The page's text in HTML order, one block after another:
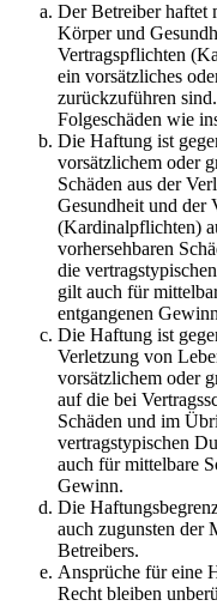
Der Betreiber haftet
Körper und
Vertragspflichten
ein vorsätzliches
zurückzuführen
Folgeschäden wie
Die Haftung ist
vorsätzlichem oder
Schäden aus der
Gesundheit und der
(Kardinalpflichten)
vorhersehbaren
die
gilt auch für
entgangenen
Die Haftung ist
Verletzung von
vorsätzlichem oder
auf die bei
Schäden und im
vertragstypischen
auch für mittelbare
Gewinn.
Die
auch zugunsten der
Betreibers.
Ansprüche für eine
Recht bleiben